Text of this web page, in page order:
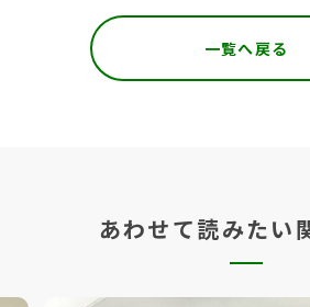
一覧へ戻る
あわせて読みたい